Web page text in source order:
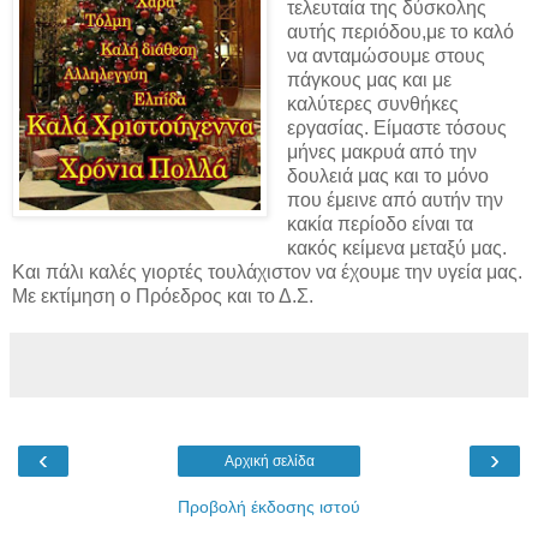
τελευταία της δύσκολης
αυτής περιόδου,με το καλό
να ανταμώσουμε στους
πάγκους μας και με
καλύτερες συνθήκες
εργασίας. Είμαστε τόσους
μήνες μακρυά από την
δουλειά μας και το μόνο
που έμεινε από αυτήν την
κακία περίοδο είναι τα
κακός κείμενα μεταξύ μας.
Και πάλι καλές γιορτές τουλάχιστον να έχουμε την υγεία μας.
Με εκτίμηση ο Πρόεδρος και το Δ.Σ.
‹ ›
Αρχική σελίδα
Προβολή έκδοσης ιστού